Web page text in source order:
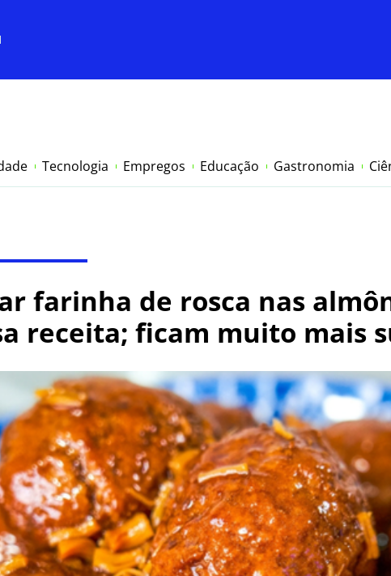
Tecnologia Empregos Educação Gastronomia
farinha de rosca nas
receita; ficam muito mais